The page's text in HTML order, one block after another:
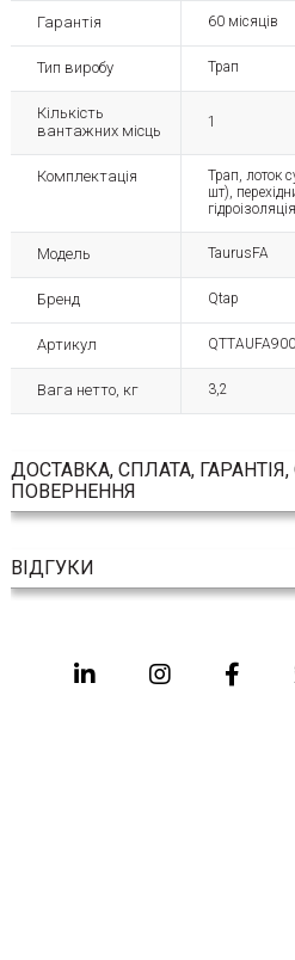
Гарантія 60 місяців
Тип виробу Трап
Кількість
вантажних місць
1
Комплектація
Трап, лоток
шт),
Модель TaurusFA
Бренд Qtap
Артикул QTTAUFA900
Вага нетто, кг 3,2
ДОСТАВКА, СПЛАТА,
ПОВЕРНЕННЯ
ВІДГУКИ